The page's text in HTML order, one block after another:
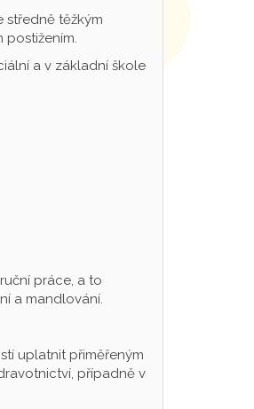
středně těžkým
postižením.
a v základní škole
práce, a to
a mandlování.
uplatnit přiměřeným
případně v